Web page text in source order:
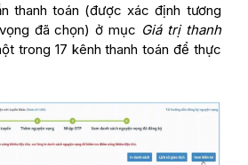
thanh toán (được xác định tương
đã chọn) ở mục Giá trị thanh
trong 17 kênh thanh toán để thực